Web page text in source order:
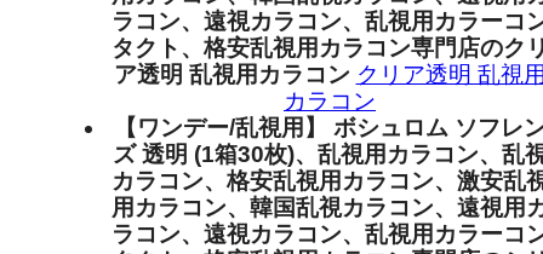
ラコン、遠視カラコン、乱視用カラーコ
タクト、格安乱視用カラコン専門店のク
ア透明 乱視用カラコン クリア透明 乱視
カラコン
【ワンデー/乱視用】 ボシュロム ソフレ
ズ 透明 (1箱30枚)、乱視用カラコン、乱
カラコン、格安乱視用カラコン、激安乱
用カラコン、韓国乱視カラコン、遠視用
ラコン、遠視カラコン、乱視用カラーコ